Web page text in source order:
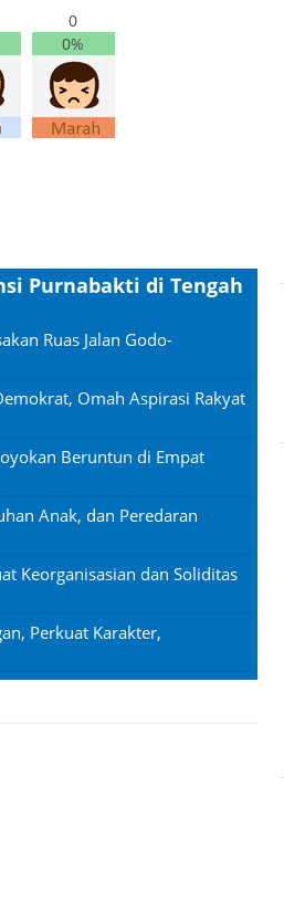
0
0%
Purnabakti di Tengah
Ruas Jalan Godo-
Omah Aspirasi Rakyat
Beruntun di Empat
Anak, dan Peredaran
Keorganisasian dan Soliditas
Perkuat Karakter,